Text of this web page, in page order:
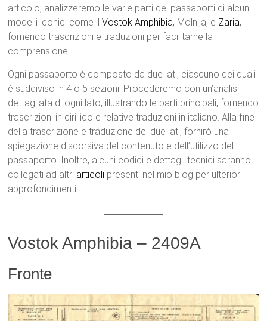
articolo, analizzeremo le varie parti dei passaporti di alcuni
modelli iconici come ilVostok Amphibia, Molnija, e Zaria,
fornendo trascrizioni e traduzioni per facilitarne la
comprensione.
Ogni passaporto è composto da due lati, ciascuno dei quali
è suddiviso in 4 o 5 sezioni. Procederemo con un’analisi
dettagliata di ogni lato, illustrando le parti principali, fornendo
trascrizioni in cirillico e relative traduzioni in italiano. Alla fine
della trascrizione e traduzione dei due lati, fornirò una
spiegazione discorsiva del contenuto e dell’utilizzo del
passaporto. Inoltre, alcuni codici e dettagli tecnici saranno
collegati ad altri articoli presenti nel mio blog per ulteriori
approfondimenti.
Vostok Amphibia – 2409A
Fronte